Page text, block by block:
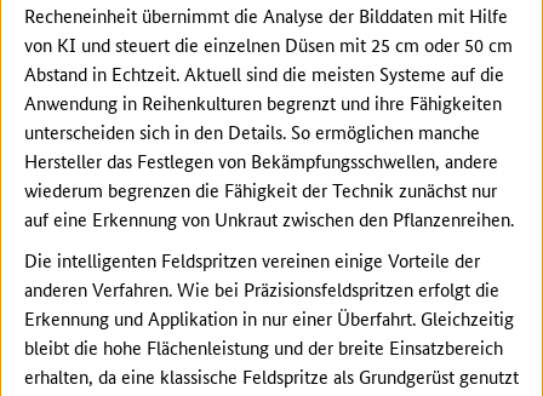
Recheneinheit übernimmt die Analyse der Bilddaten mit Hilfe
von KI und steuert die einzelnen Düsen mit 25 cm oder 50 cm
Abstand in Echtzeit. Aktuell sind die meisten Systeme auf die
Anwendung in Reihenkulturen begrenzt und ihre Fähigkeiten
unterscheiden sich in den Details. So ermöglichen manche
Hersteller das Festlegen von Bekämpfungsschwellen, andere
wiederum begrenzen die Fähigkeit der Technik zunächst nur
auf eine Erkennung von Unkraut zwischen den Pflanzenreihen.
Die intelligenten Feldspritzen vereinen einige Vorteile der
anderen Verfahren. Wie bei Präzisionsfeldspritzen erfolgt die
Erkennung und Applikation in nur einer Überfahrt. Gleichzeitig
bleibt die hohe Flächenleistung und der breite Einsatzbereich
erhalten, da eine klassische Feldspritze als Grundgerüst genutzt